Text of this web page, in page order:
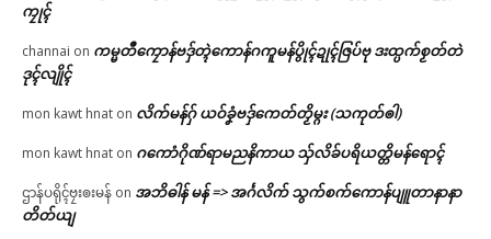
ကၠုၚ်
channai on ကမ္မတဳကၠောန်ဗဒှ်တ္ၚဲကောန်ဂကူမန်ပွိုၚ်ဍုၚ်ဇြပ်ဗု ဒးထ္ပက်စၟတ်တဲ
ဒုၚ်လျိုၚ်
mon kawt hnat on လိက်မန်ဂှ် ယဝ်ခၞံဗဒှ်ကေတ်တၟိမ္ဂး (သကုတ်ၜါ)
mon kawt hnat on ဂကောံဂိုဏ်ရာမညနိကာယ သှ်လိခ်ပရိယတ္တိမန်ရောၚ်
ဌာန်ပရိုၚ်ဗၠးၜးမန် on အဘိဓါန် မန် => အၚ်္ဂလိက် သွက်စက်ကောန်ပျူတာနာနာ
တိတ်ယျ